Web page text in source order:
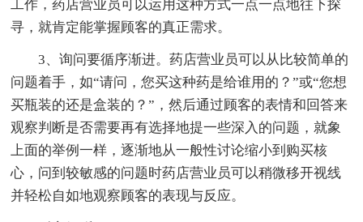
工作，药店营业员可以运用这种方式一点一点地往下探
寻，就肯定能掌握顾客的真正需求。
3、询问要循序渐进。药店营业员可以从比较简单的
问题着手，如“请问，您买这种药是给谁用的？”或“您想
买瓶装的还是盒装的？”，然后通过顾客的表情和回答来
观察判断是否需要再有选择地提一些深入的问题，就象
上面的举例一样，逐渐地从一般性讨论缩小到购买核
心，问到较敏感的问题时药店营业员可以稍微移开视线
并轻松自如地观察顾客的表现与反应。